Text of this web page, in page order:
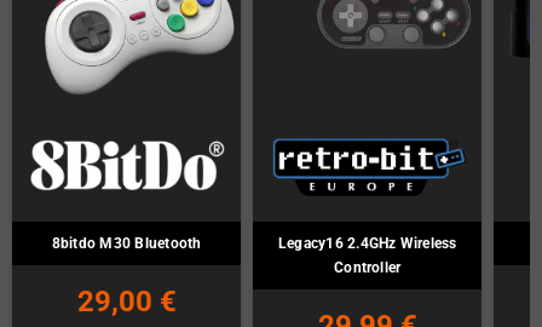
8bitdo M30 Bluetooth
29,00 €
Legacy16 2.4GHz Wireless
Controller